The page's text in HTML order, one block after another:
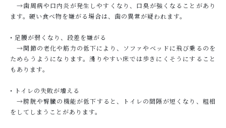
→歯周病や口内炎が発生しやすくなり、口臭が強くなることがあり
ます。硬い食べ物を嫌がる場合は、歯の異常が疑われます。
• 足腰が弱くなり、段差を嫌がる
→関節の老化や筋力の低下により、ソファやベッドに飛び乗るのを
ためらうようになります。滑りやすい床では歩きにくそうにすること
もあります。
• トイレの失敗が増える
→膀胱や腎臓の機能が低下すると、トイレの間隔が短くなり、粗相
をしてしまうことがあります。